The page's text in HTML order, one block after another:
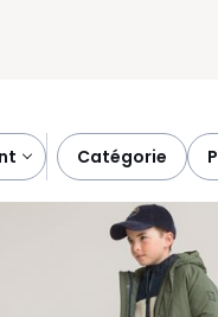
catégorie